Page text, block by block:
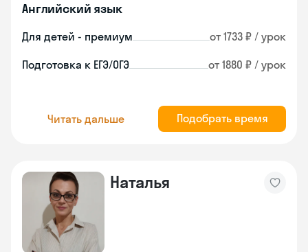
Английский язык
Для детей - премиум от 1733 ₽ / урок
Подготовка к ЕГЭ/ОГЭ от 1880 ₽ / урок
Читать дальше Подобрать время
Наталья